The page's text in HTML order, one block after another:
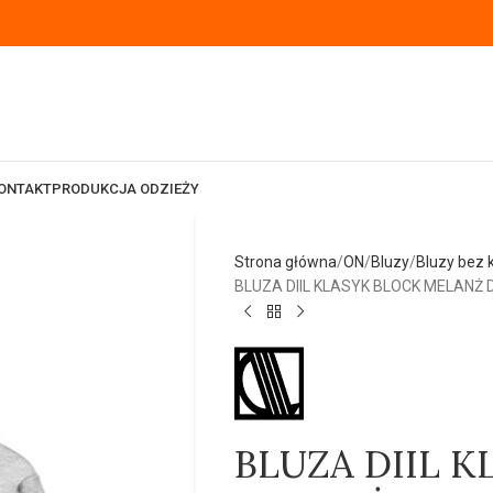
PRODUKCJA ODZIEŻY
Strona główna ON Bluzy Bluzy bez
BLUZA DIIL KLASYK BLOCK MELANŻ
BLUZA DIIL